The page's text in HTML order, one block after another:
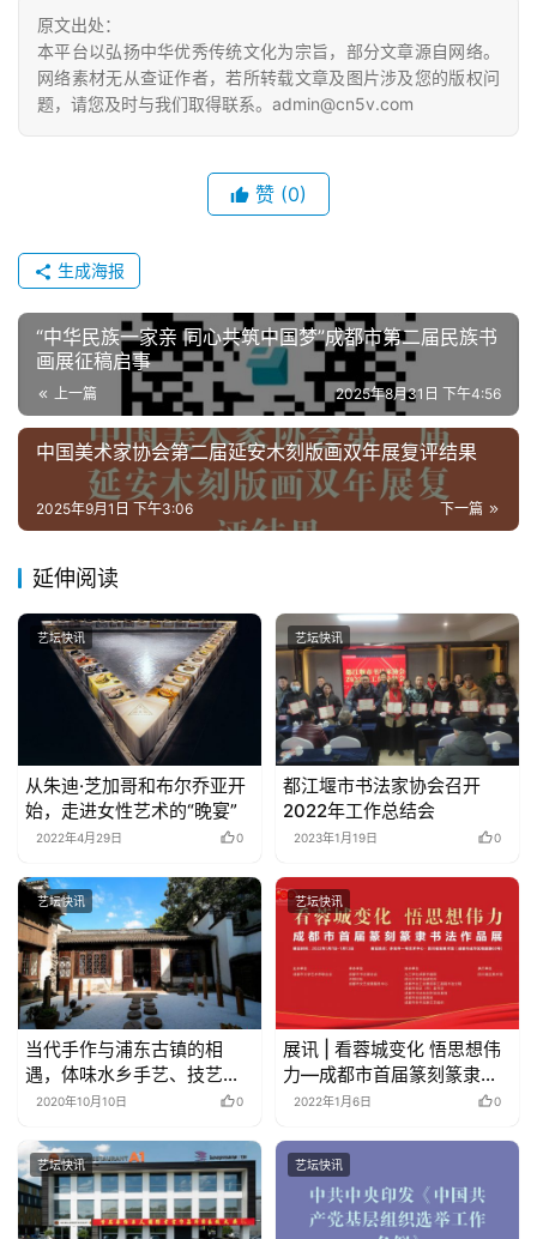
錯
的
繁
體
原文出处：
本平台以弘扬中华优秀传统文化为宗旨，部分文章源自网络。
网络素材无从查证作者，若所转载文章及图片涉及您的版权问
题，请您及时与我们取得联系。admin@cn5v.com
赞 (0)
生成海报
“中华民族一家亲 同心共筑中国梦”成都市第二届民族书
画展征稿启事
上一篇 2025年8月31日 下午4:56
中国美术家协会第二届延安木刻版画双年展复评结果
下一篇
2025年9月1日 下午3:06
延伸阅读
艺坛快讯
从朱迪·芝加哥和布尔乔亚开
始，走进女性艺术的“晚宴”
2022年4月29日 0
艺坛快讯
都江堰市书法家协会召开
2022年工作总结会
2023年1月19日 0
艺坛快讯
当代手作与浦东古镇的相
遇，体味水乡手艺、技艺与
文艺……
2020年10月10日 0
艺坛快讯
展讯 | 看蓉城变化 悟思想伟
力—成都市首届篆刻篆隶书
法作品展
2022年1月6日 0
艺坛快讯 艺坛快讯